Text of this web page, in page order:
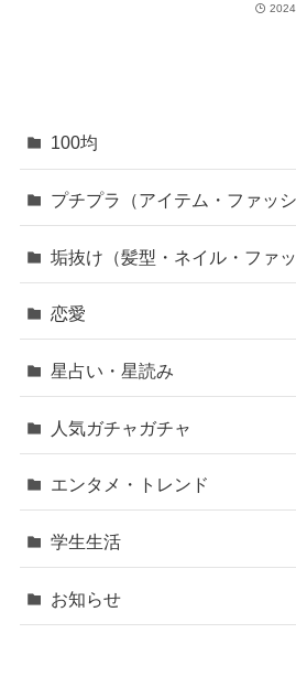
100均
プチプラ（アイテム・ファッシ
垢抜け（髪型・ネイル・ファッ
恋愛
星占い・星読み
人気ガチャガチャ
エンタメ・トレンド
学生生活
お知らせ